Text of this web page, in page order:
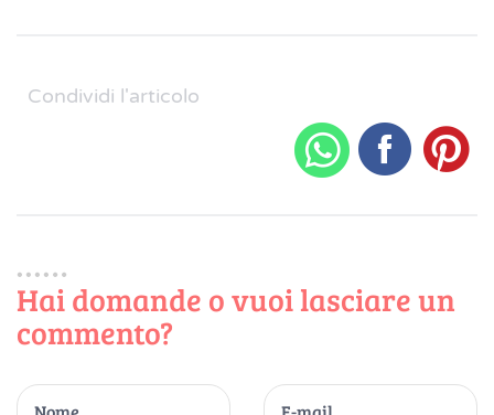
Condividi l'articolo
Hai domande o vuoi lasciare un
commento?